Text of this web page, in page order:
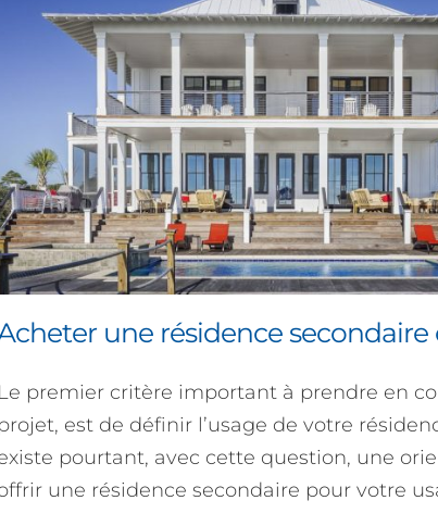
une résidence
Le premier critère important à prendre en
projet, est de définir l’usage de votre
pourtant, avec cette question, une
une résidence secondaire pour votre